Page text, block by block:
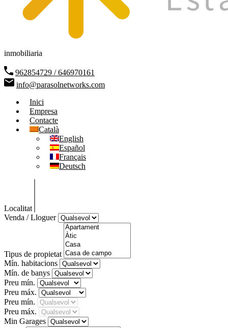
inmobiliaria
962854729 / 646970161
info@parasolnetworks.com
Inici
Empresa
Contacte
Català
English
Español
Français
Deutsch
Localitat
Venda / Lloguer
Tipus de propietat
Mín. habitacions
Mín. de banys
Preu mín.
Preu máx.
Preu mín.
Preu máx.
Min Garages